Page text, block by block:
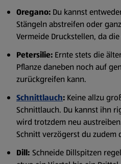
Oregano: Du kannst
Stängeln abstreifen oder
Vermeide Druckstellen, da
Petersilie: Ernte stets die
Pflanze daneben noch auf
zurückgreifen kann.
Schnittlauch: Keine allzu
Schnittlauch. Du kannst ihn
wird trotzdem neu
Schnitt verzögerst du zudem
Dill: Schneide Dillspitzen